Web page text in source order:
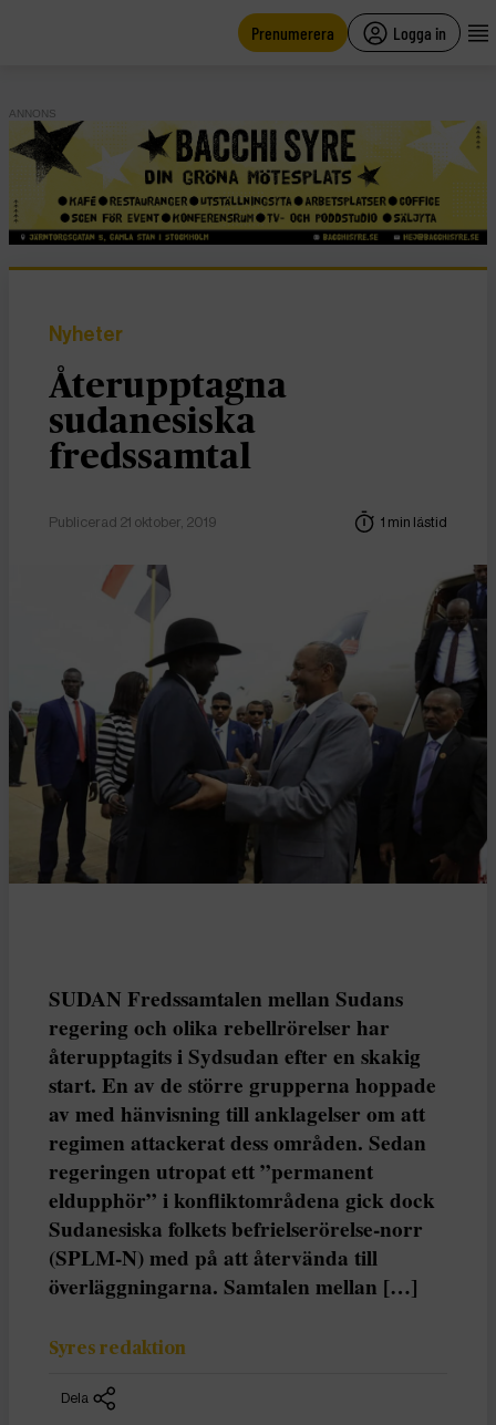
Prenumerera Logga in
ANNONS
Nyheter
Återupptagna
sudanesiska
fredssamtal
Publicerad 21 oktober, 2019 1 min lästid
SUDAN Fredssamtalen mellan Sudans
regering och olika rebellrörelser har
återupptagits i Sydsudan efter en skakig
start. En av de större grupperna hoppade
av med hänvisning till anklagelser om att
regimen attackerat dess områden. Sedan
regeringen utropat ett ”permanent
eldupphör” i konfliktområdena gick dock
Sudanesiska folkets befrielserörelse-norr
(SPLM-N) med på att återvända till
överläggningarna. Samtalen mellan […]
Syres redaktion
Dela